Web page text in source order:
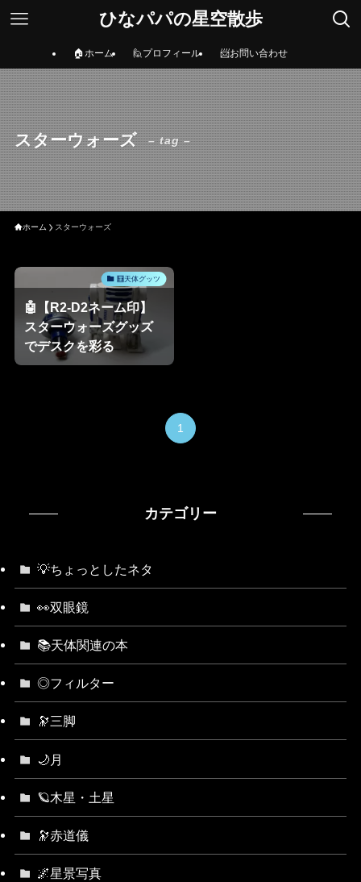
ひなパパの星空散歩
🏠ホーム 🙋プロフィール 📨お問い合わせ
スターウォーズ – tag –
ホーム スターウォーズ
🧮天体グッツ
🤖【R2-D2ネーム印】
スターウォーズグッズ
でデスクを彩る
1
カテゴリー
💡ちょっとしたネタ
👀双眼鏡
📚天体関連の本
◎フィルター
🔭三脚
🌙月
🪐木星・土星
🔭赤道儀
🌌星景写真